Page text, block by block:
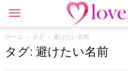
ホーム タグ 避けたい名前
タグ: 避けたい名前